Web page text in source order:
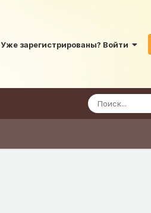
Уже зарегистрированы? Войти